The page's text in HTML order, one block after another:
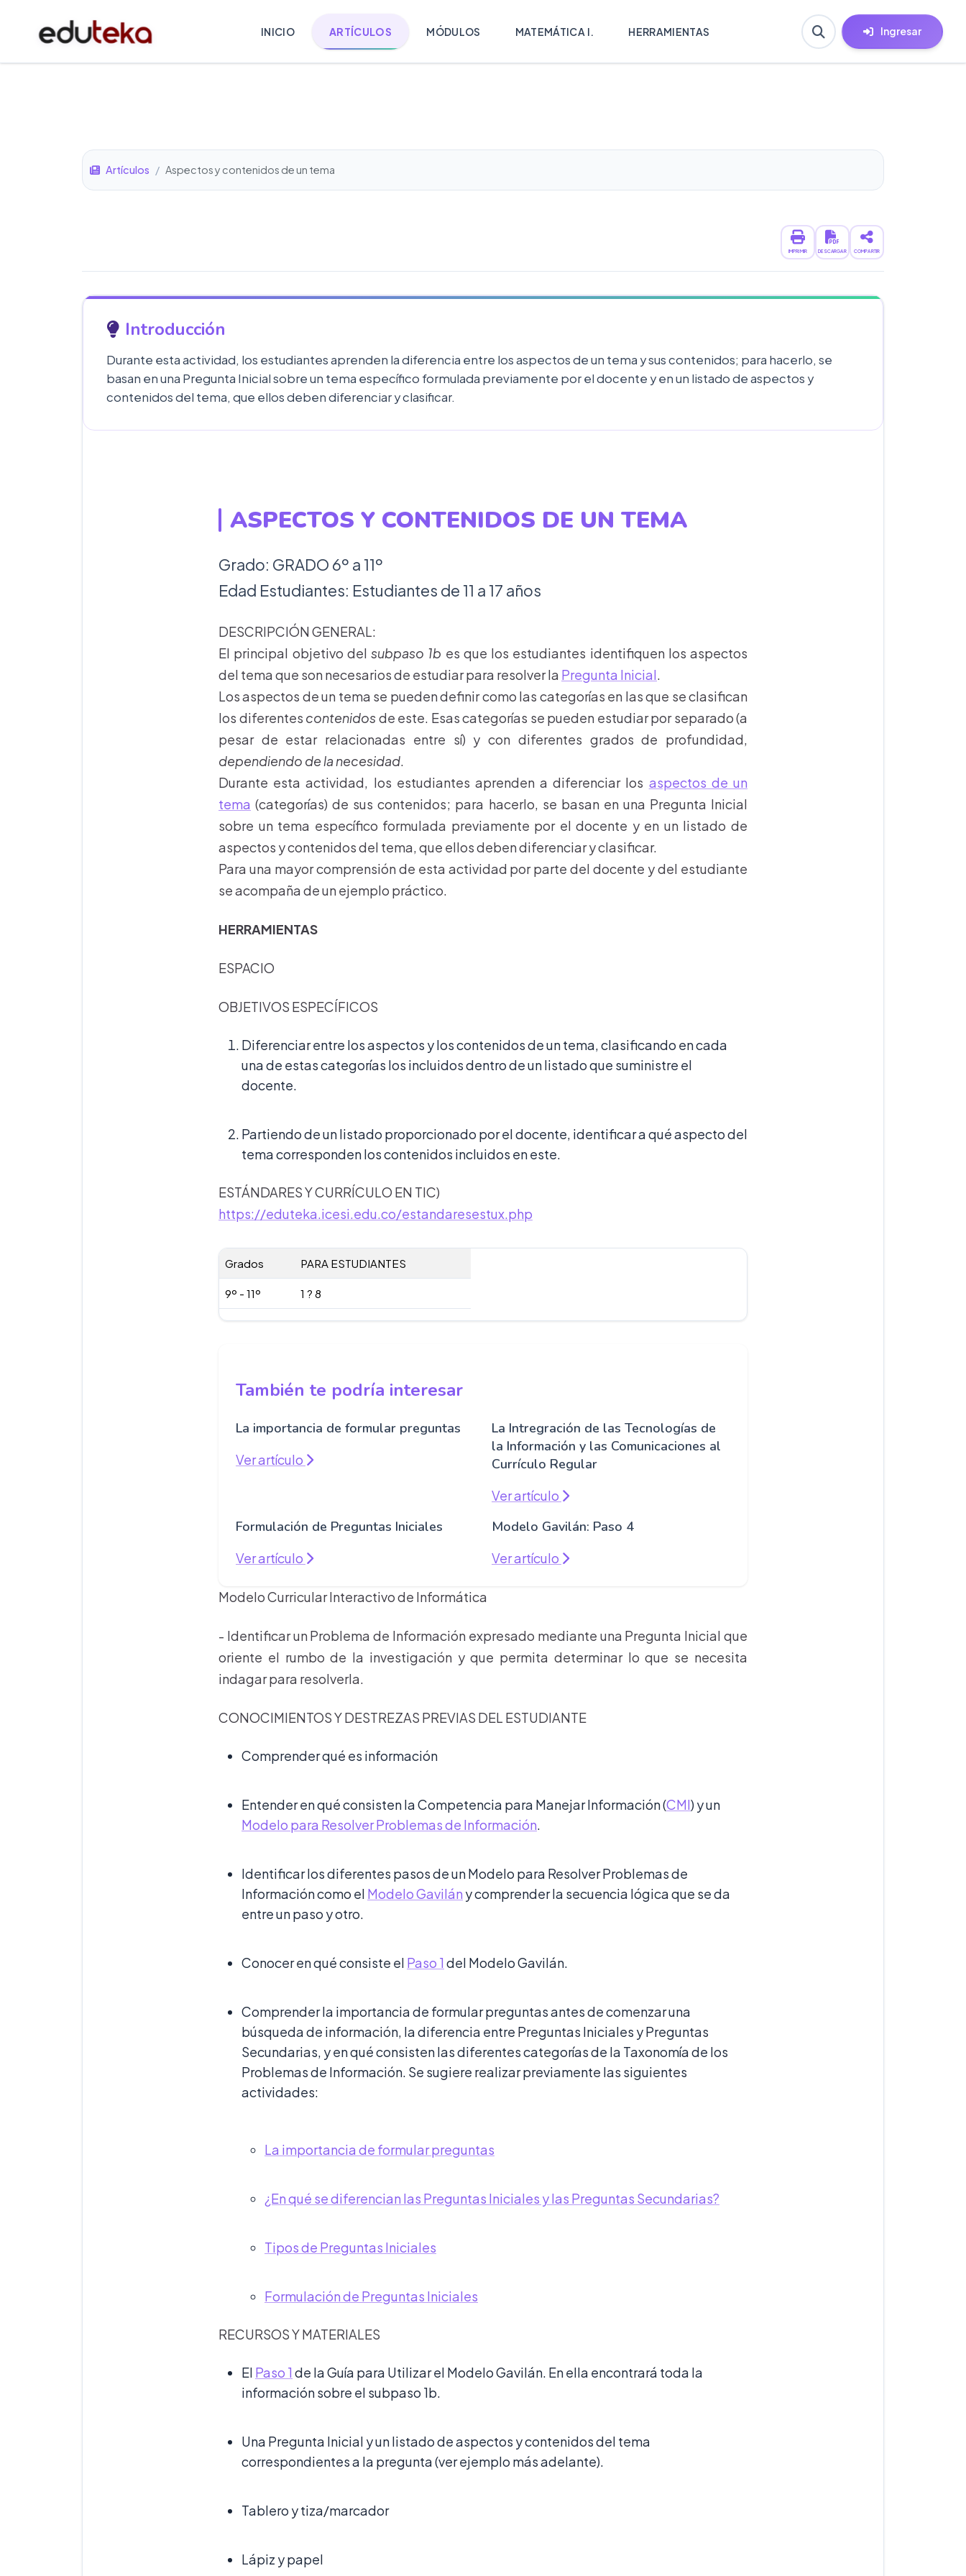
INICIO ARTÍCULOS MÓDULOS MATEMÁTICA I. HERRAMIENTAS Ingresar
Artículos / Aspectos y contenidos de un tema
IMPRIMIR DESCARGAR COMPARTIR
Introducción
Durante esta actividad, los estudiantes aprenden la diferencia entre los aspectos de un tema y sus contenidos; para hacerlo, se
basan en una Pregunta Inicial sobre un tema específico formulada previamente por el docente y en un listado de aspectos y
contenidos del tema, que ellos deben diferenciar y clasificar.
ASPECTOS Y CONTENIDOS DE UN TEMA
Grado: GRADO 6º a 11º
Edad Estudiantes: Estudiantes de 11 a 17 años
DESCRIPCIÓN GENERAL:
El principal objetivo del subpaso 1b es que los estudiantes identifiquen los aspectos
del tema que son necesarios de estudiar para resolver la Pregunta Inicial.
Los aspectos de un tema se pueden definir como las categorías en las que se clasifican
los diferentes contenidosde este. Esas categorías se pueden estudiar por separado (a
pesar de estar relacionadas entre sí) y con diferentes grados de profundidad,
dependiendo de la necesidad.
Durante esta actividad, los estudiantes aprenden a diferenciar los aspectos de un
tema (categorías) de sus contenidos; para hacerlo, se basan en una Pregunta Inicial
sobre un tema específico formulada previamente por el docente y en un listado de
aspectos y contenidos del tema, que ellos deben diferenciar y clasificar.
Para una mayor comprensión de esta actividad por parte del docente y del estudiante
se acompaña de un ejemplo práctico.
HERRAMIENTAS
ESPACIO
OBJETIVOS ESPECÍFICOS
Diferenciar entre los aspectos y los contenidos de un tema, clasificando en cada
una de estas categorías los incluidos dentro de un listado que suministre el
docente.
Partiendo de un listado proporcionado por el docente, identificar a qué aspecto del
tema corresponden los contenidos incluidos en este.
ESTÁNDARES Y CURRÍCULO EN TIC)
https://eduteka.icesi.edu.co/estandaresestux.php
Grados PARA ESTUDIANTES
9º - 11º 1 ? 8
También te podría interesar
La importancia de formular preguntas
Ver artículo
La Intregración de las Tecnologías de
la Información y las Comunicaciones al
Currículo Regular
Ver artículo
Formulación de Preguntas Iniciales
Ver artículo
Modelo Gavilán: Paso 4
Ver artículo
Modelo Curricular Interactivo de Informática
- Identificar un Problema de Información expresado mediante una Pregunta Inicial que
oriente el rumbo de la investigación y que permita determinar lo que se necesita
indagar para resolverla.
CONOCIMIENTOS Y DESTREZAS PREVIAS DEL ESTUDIANTE
Comprender qué es información
Entender en qué consisten la Competencia para Manejar Información (CMI) y un
Modelo para Resolver Problemas de Información.
Identificar los diferentes pasos de un Modelo para Resolver Problemas de
Información como el Modelo Gavilán y comprender la secuencia lógica que se da
entre un paso y otro.
Conocer en qué consiste el Paso 1 del Modelo Gavilán.
Comprender la importancia de formular preguntas antes de comenzar una
búsqueda de información, la diferencia entre Preguntas Iniciales y Preguntas
Secundarias, y en qué consisten las diferentes categorías de la Taxonomía de los
Problemas de Información. Se sugiere realizar previamente las siguientes
actividades:
La importancia de formular preguntas
¿En qué se diferencian las Preguntas Iniciales y las Preguntas Secundarias?
Tipos de Preguntas Iniciales
Formulación de Preguntas Iniciales
RECURSOS Y MATERIALES
El Paso 1 de la Guía para Utilizar el Modelo Gavilán. En ella encontrará toda la
información sobre el subpaso 1b.
Una Pregunta Inicial y un listado de aspectos y contenidos del tema
correspondientes a la pregunta (ver ejemplo más adelante).
Tablero y tiza/marcador
Lápiz y papel